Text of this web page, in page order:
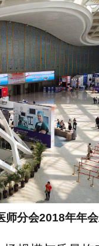
师分会2018年年